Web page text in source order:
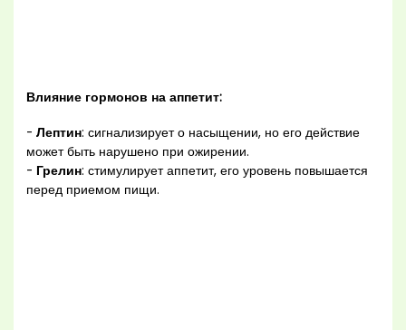
Влияние гормонов на аппетит:
-Лептин: сигнализирует о насыщении, но его действие
может быть нарушено при ожирении.
- Грелин: стимулирует аппетит, его уровень повышается
перед приемом пищи.